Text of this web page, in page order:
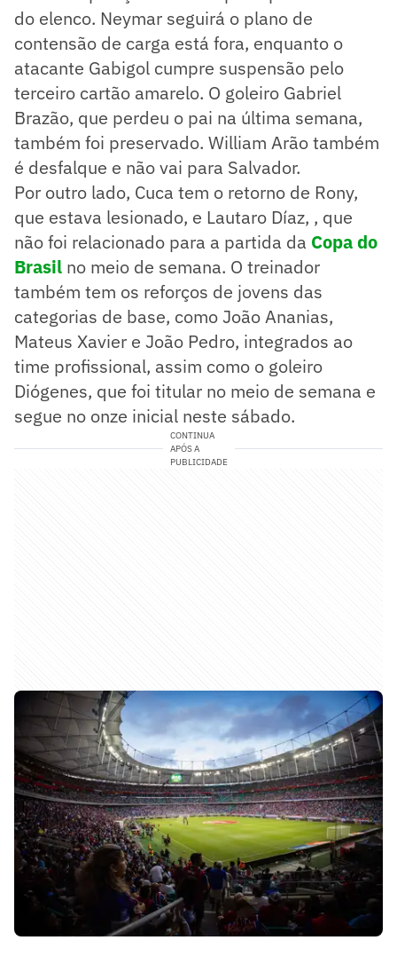
do elenco. Neymar seguirá o plano de
contensão de carga está fora, enquanto o
atacante Gabigol cumpre suspensão pelo
terceiro cartão amarelo. O goleiro Gabriel
Brazão, que perdeu o pai na última semana,
também foi preservado. William Arão também
é desfalque e não vai para Salvador.
Por outro lado, Cuca tem o retorno de Rony,
que estava lesionado, e Lautaro Díaz, , que
não foi relacionado para a partida da Copa do
Brasil no meio de semana. O treinador
também tem os reforços de jovens das
categorias de base, como João Ananias,
Mateus Xavier e João Pedro, integrados ao
time profissional, assim como o goleiro
Diógenes, que foi titular no meio de semana e
segue no onze inicial neste sábado.
CONTINUA
APÓS A
PUBLICIDADE